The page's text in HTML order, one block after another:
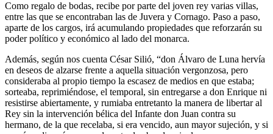
Como regalo de bodas, recibe por parte del joven rey varias villas,
entre las que se encontraban las de Juvera y Cornago. Paso a paso,
aparte de los cargos, irá acumulando propiedades que reforzarán su
poder político y económico al lado del monarca.
Además, según nos cuenta César Silió, “don Álvaro de Luna hervía
en deseos de alzarse frente a aquella situación vergonzosa, pero
consideraba al propio tiempo la escasez de medios en que estaba;
sorteaba, reprimiéndose, el temporal, sin entregarse a don Enrique ni
resistirse abiertamente, y rumiaba entretanto la manera de libertar al
Rey sin la intervención bélica del Infante don Juan contra su
hermano, de la que recelaba, si era vencido, aun mayor sujeción, y si